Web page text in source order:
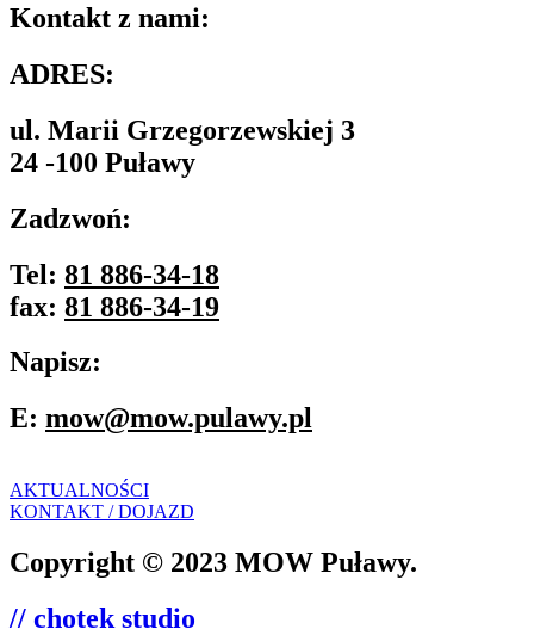
Kontakt z nami:
ADRES:
ul. Marii Grzegorzewskiej 3
24 -100 Puławy
Zadzwoń:
Tel: 81 886-34-18
fax: 81 886-34-19
Napisz:
E: mow@mow.pulawy.pl
AKTUALNOŚCI
KONTAKT / DOJAZD
Copyright © 2023 MOW Puławy.
// chotek studio